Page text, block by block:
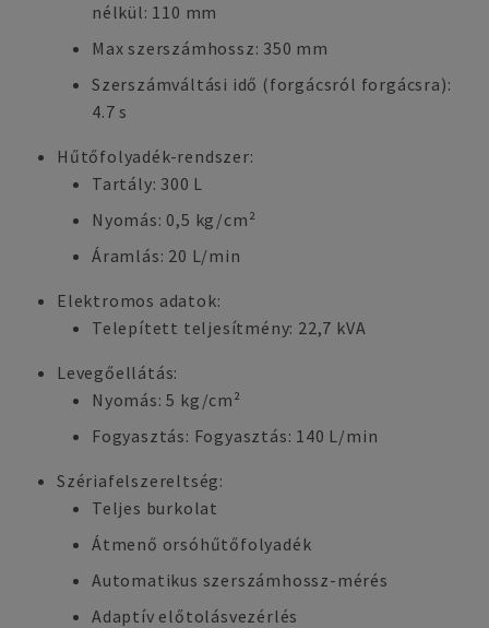
nélkül: 110 mm
Max szerszámhossz: 350 mm
Szerszámváltási idő (forgácsról forgácsra):
4.7 s
Hűtőfolyadék-rendszer:
Tartály: 300 L
Nyomás: 0,5 kg/cm²
Áramlás: 20 L/min
Elektromos adatok:
Telepített teljesítmény: 22,7 kVA
Levegőellátás:
Nyomás: 5 kg/cm²
Fogyasztás: Fogyasztás: 140 L/min
Szériafelszereltség:
Teljes burkolat
Átmenő orsóhűtőfolyadék
Automatikus szerszámhossz-mérés
Adaptív előtolásvezérlés